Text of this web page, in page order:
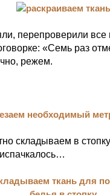
перепроверили все
«Семь раз
режем.
складываем в